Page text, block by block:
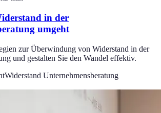
in der
umgeht
zur Überwindung von Widerstand in der
und gestalten Sie den Wandel effektiv.
Widerstand Unternehmensberatung